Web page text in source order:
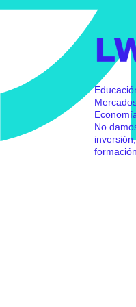
No
formación